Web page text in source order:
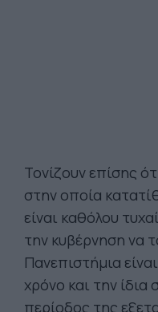
Τονίζουν επίσης
στην οποία
είναι καθόλου
την κυβέρνηση να
Πανεπιστήμια
χρόνο και την ίδια
περίοδος της